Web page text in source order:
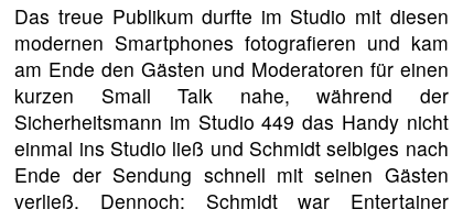
Das treue Publikum durfte im Studio mit diesen
modernen Smartphones fotografieren und kam
am Ende den Gästen und Moderatoren für einen
kurzen Small Talk nahe, während der
Sicherheitsmann im Studio 449 das Handy nicht
einmal ins Studio ließ und Schmidt selbiges nach
Ende der Sendung schnell mit seinen Gästen
verließ. Dennoch: Schmidt war Entertainer